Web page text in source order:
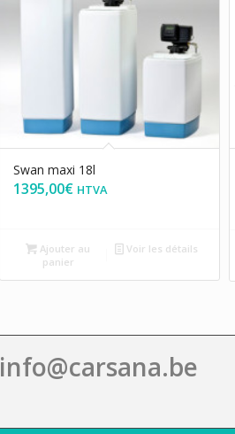
Swan maxi 18l
1395,00€ HTVA
Ajouter au
panier
Voir les détails
info@carsana.be